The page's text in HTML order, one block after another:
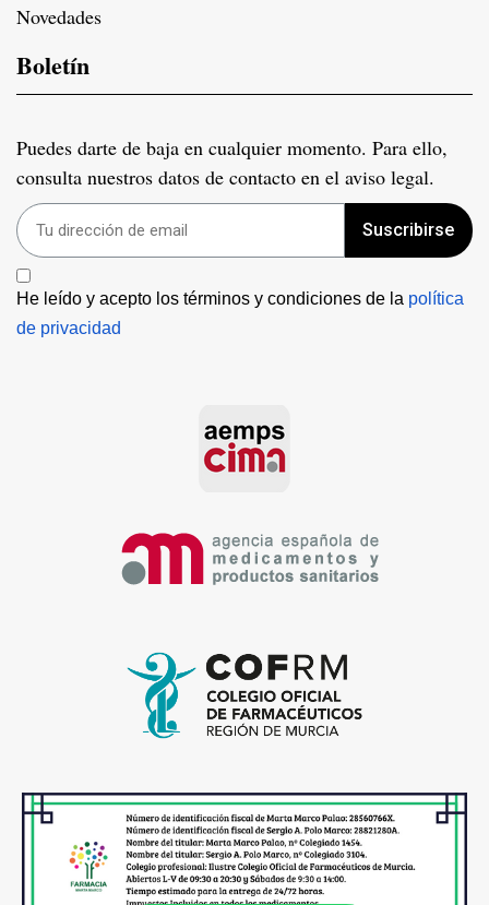
Novedades
Boletín
Puedes darte de baja en cualquier momento. Para ello,
consulta nuestros datos de contacto en el aviso legal.
Suscribirse
He leído y acepto los términos y condiciones de la política
de privacidad